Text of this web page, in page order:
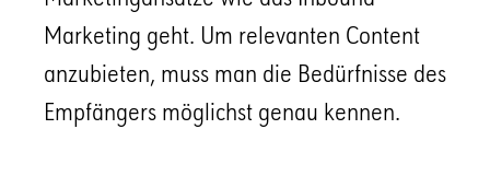
Marketing geht. Um relevanten Content
anzubieten, muss man die Bedürfnisse des
Empfängers möglichst genau kennen.